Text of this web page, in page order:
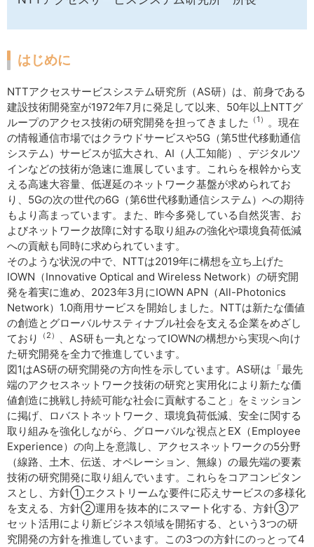
はじめに
NTTアクセスサービスシステム研究所（AS研）は、前身である
建設技術開発室が1972年7月に発足して以来、50年以上NTTグ
ループのアクセス技術の研究開発を担ってきました
（1） 。現在
の情報通信市場ではクラウドサービスや5G（第5世代移動通信
システム）サービスが拡大され、AI（人工知能）、デジタルツ
インなどの技術が急速に進展しています。これらを根幹から支
える高速大容量、低遅延のネットワーク基盤が求められてお
り、5Gの次の世代の6G（第6世代移動通信システム）への期待
もより高まっています。また、昨今多発している自然災害、お
よびネットワーク故障に対する取り組みの強化や環境負荷低減
への貢献も同時に求められています。
そのような状況の中で、NTTは2019年に構想を立ち上げた
IOWN（Innovative Optical and Wireless Network）の研究開
発を着実に進め、2023年3月にIOWN APN（All-Photonics
Network）1.0商用サービスを開始しました。NTTは新たな価値
の創造とグローバルサスティナブル社会を支える企業をめざし
ており
（2）
、AS研も一丸となってIOWNの構想から実現へ向け
た研究開発を全力で推進しています。
図1はAS研の研究開発の方向性を示しています。AS研は「最先
端のアクセスネットワーク技術の研究と実用化により新たな価
値創造に挑戦し持続可能な社会に貢献すること」をミッション
に掲げ、ロバストネットワーク、環境負荷低減、安全に関する
取り組みを強化しながら、グローバルな視点とEX（Employee
Experience）の向上を意識し、アクセスネットワークの5分野
（線路、土木、伝送、オペレーション、無線）の最先端の要素
技術の研究開発に取り組んでいます。これらをコアコンピタン
スとし、方針①エクストリームな要件に応えサービスの多様化
を支える、方針②運用を抜本的にスマート化する、方針③ア
セット活用により新ビジネス領域を開拓する、という3つの研
究開発の方針を推進しています。この3つの方針にのっとって4